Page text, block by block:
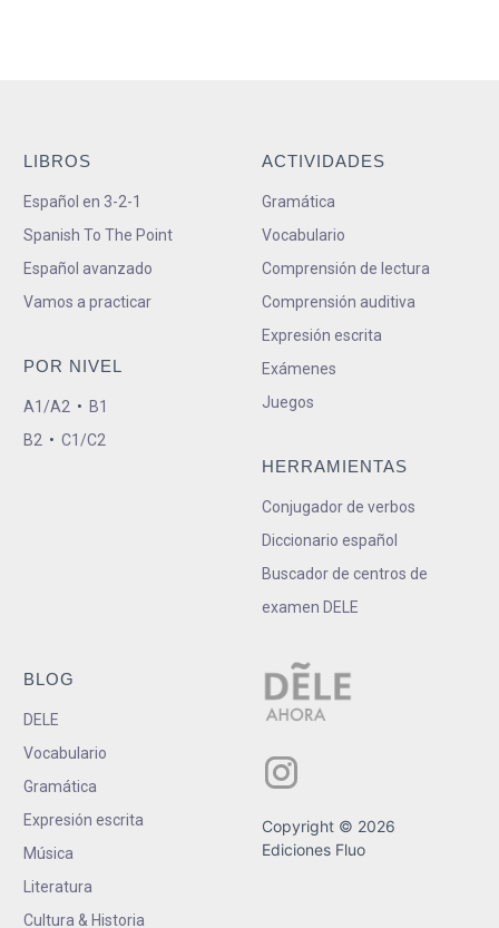
LIBROS
Español en 3-2-1
Spanish To The Point
Español avanzado
Vamos a practicar
POR NIVEL
A1/A2 • B1
B2 • C1/C2
ACTIVIDADES
Gramática
Vocabulario
Comprensión de lectura
Comprensión auditiva
Expresión escrita
Exámenes
Juegos
HERRAMIENTAS
Conjugador de verbos
Diccionario español
Buscador de centros de
examen DELE
BLOG
DELE
Vocabulario
Gramática
Expresión escrita
Música
Literatura
Cultura & Historia
Copyright © 2026
Ediciones Fluo